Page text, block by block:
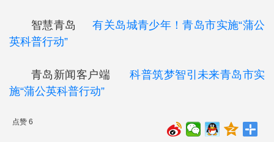
智慧青岛有关岛城青少年！青岛市实施“蒲公
英科普行动”
青岛新闻客户端科普筑梦智引未来青岛市实
施“蒲公英科普行动”
点赞 6